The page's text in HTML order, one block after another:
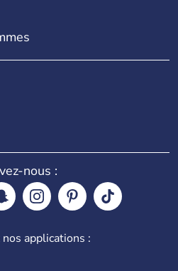
nous :
applications :